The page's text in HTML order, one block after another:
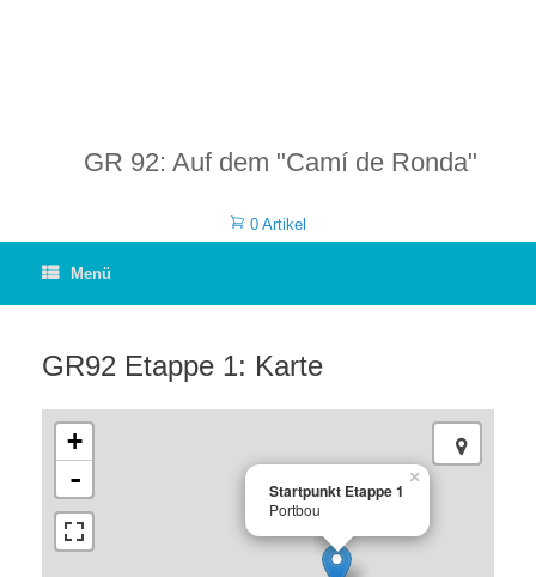
GR 92: Auf dem "Camí de Ronda"
0 Artikel
Menü
GR92 Etappe 1: Karte
×
Startpunkt Etappe 1
Portbou
+
-